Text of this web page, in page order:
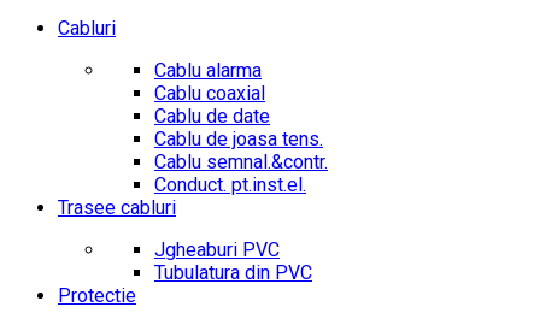
Cabluri
Cablu alarma
Cablu coaxial
Cablu de date
Cablu de joasa tens.
Cablu semnal.&contr.
Conduct. pt.inst.el.
Trasee cabluri
Jgheaburi PVC
Tubulatura din PVC
Protectie